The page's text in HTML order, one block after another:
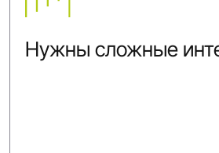
Нужны сложные